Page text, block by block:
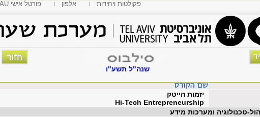
MyTAU פורטל אישי אלפון פקולטות ויחידות
שנה"ל תשע"ו
יזמות הייטק
Hi-Tech Entrepreneurship
טכנולוגיה ומערכות מידע